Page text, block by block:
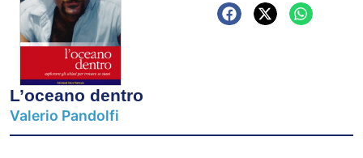
L’oceano dentro
Valerio Pandolfi